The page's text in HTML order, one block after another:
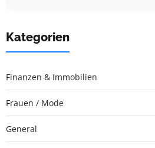
Kategorien
Finanzen & Immobilien
Frauen / Mode
General